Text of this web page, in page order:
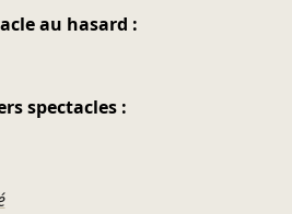
au hasard :
spectacles :